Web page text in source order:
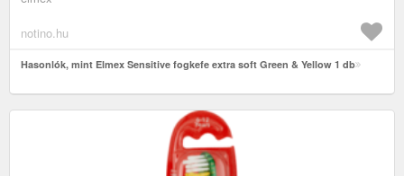
notino.hu
Hasonlók, mint Elmex Sensitive fogkefe extra soft Green & Yellow 1 db